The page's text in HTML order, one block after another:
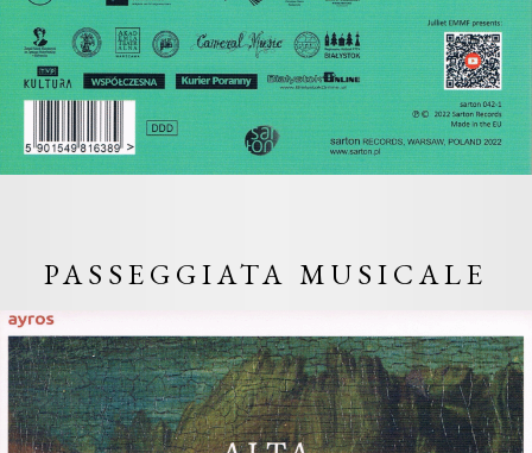
PASSEGGIATA MUSICALE